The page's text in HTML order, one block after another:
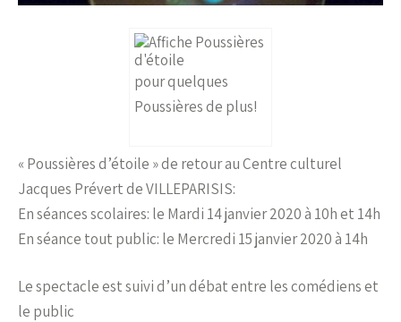
pour quelques
Poussières de plus!
« Poussières d’étoile » de retour au Centre culturel
Jacques Prévert de VILLEPARISIS:
En séances scolaires: le Mardi 14 janvier 2020 à 10h et 14h
En séance tout public: le Mercredi 15 janvier 2020 à 14h
Le spectacle est suivi d’un débat entre les comédiens et
le public